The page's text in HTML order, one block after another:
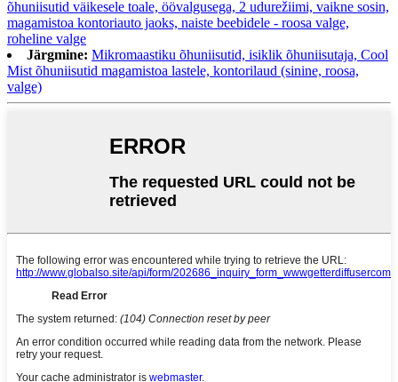
õhuniisutid väikesele toale, öövalgusega, 2 udurežiimi, vaikne sosin,
magamistoa kontoriauto jaoks, naiste beebidele - roosa valge,
roheline valge
Järgmine: Mikromaastiku õhuniisutid, isiklik õhuniisutaja, Cool
Mist õhuniisutid magamistoa lastele, kontorilaud (sinine, roosa,
valge)